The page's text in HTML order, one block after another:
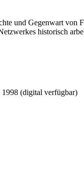
und Gegenwart
historisch
(digital verfügbar)